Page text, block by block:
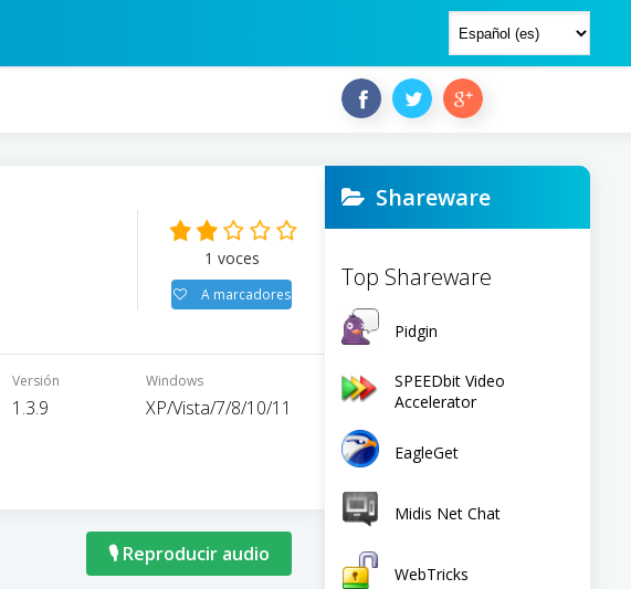
1 voces
A marcadores
Versión
1.3.9
Windows
XP/Vista/7/8/10/11
🎙 Reproducir audio
Shareware
Top Shareware
Pidgin
SPEEDbit Video
Accelerator
EagleGet
Midis Net Chat
WebTricks